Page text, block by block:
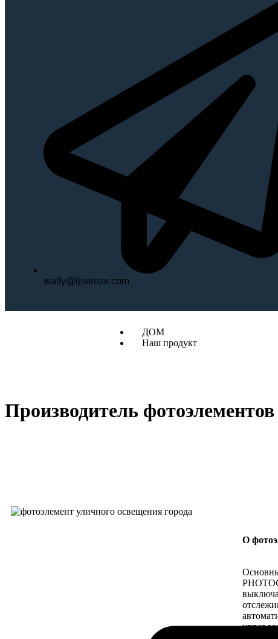
wally@ljsensor.com
ДОМ
Наш продукт
Производитель
О